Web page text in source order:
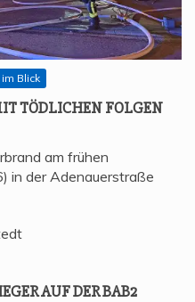
im Blick
TÖD­LI­CHEN FOLGEN
am frühen
in der Adenauerstraße
AUF DER BAB2